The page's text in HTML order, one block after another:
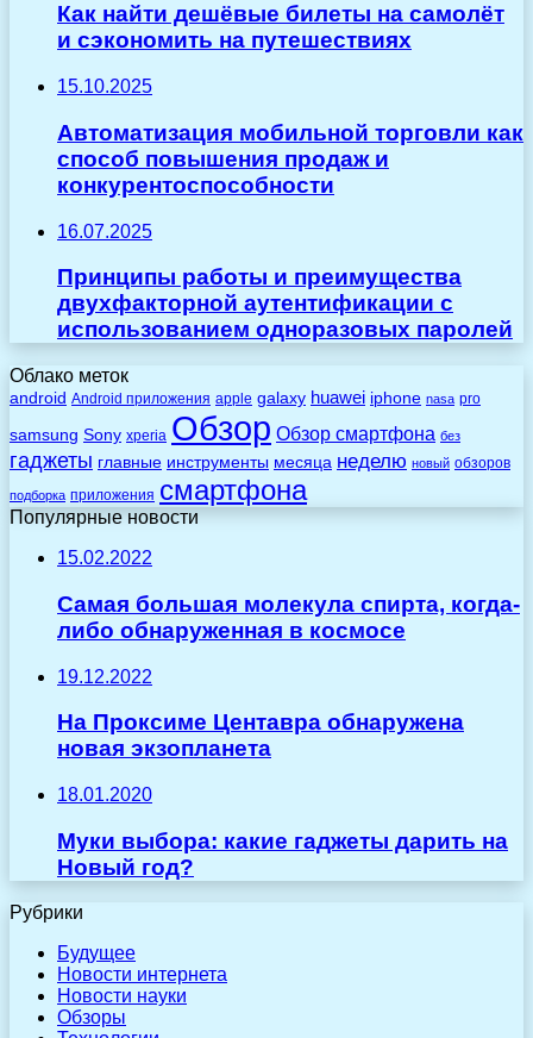
Как найти дешёвые билеты на самолёт
и сэкономить на путешествиях
15.10.2025
Автоматизация мобильной торговли как
способ повышения продаж и
конкурентоспособности
16.07.2025
Принципы работы и преимущества
двухфакторной аутентификации с
использованием одноразовых паролей
Облако меток
android Android приложения apple galaxy huawei iphone nasa pro
samsung Sony xperia Обзор Обзор смартфона без
гаджеты главные инструменты месяца неделю новый обзоров
подборка приложения смартфона
Популярные новости
15.02.2022
Самая большая молекула спирта, когда-
либо обнаруженная в космосе
19.12.2022
На Проксиме Центавра обнаружена
новая экзопланета
18.01.2020
Муки выбора: какие гаджеты дарить на
Новый год?
Рубрики
Будущее
Новости интернета
Новости науки
Обзоры